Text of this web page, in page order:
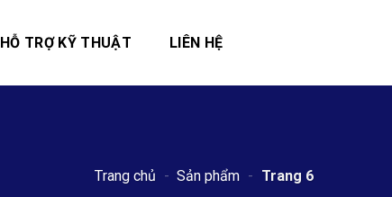
HỖ TRỢ KỸ THUẬT LIÊN HỆ
Trang chủ - Sản phẩm - Trang 6